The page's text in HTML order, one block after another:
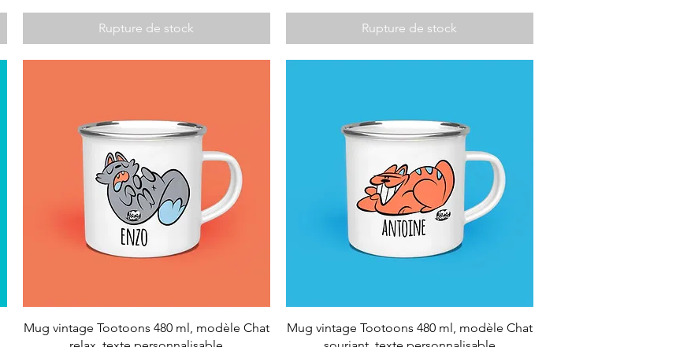
Rupture de stock Rupture de stock
Mug vintage Tootoons 480 ml, modèle Chat
Mug vintage Tootoons 480 ml, modèle Chat